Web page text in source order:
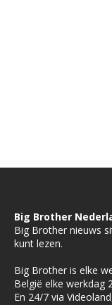
Big Brother
Big Brother nieuws
kunt lezen.
Big Brother is elke
België elke werkdag
En 24/7 via